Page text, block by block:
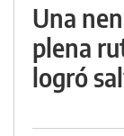
Una
plena
logró